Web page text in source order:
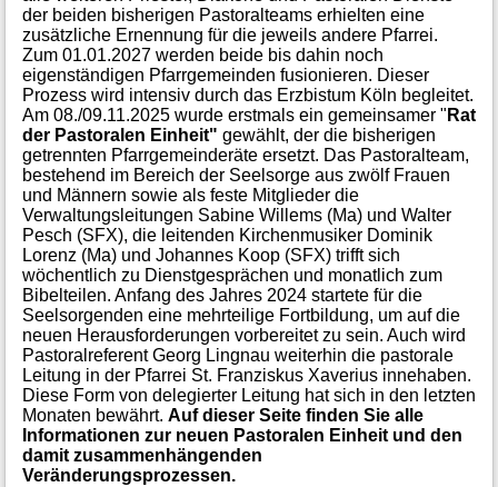
der beiden bisherigen Pastoralteams erhielten eine
zusätzliche Ernennung für die jeweils andere Pfarrei.
Zum 01.01.2027 werden beide bis dahin noch
eigenständigen Pfarrgemeinden fusionieren. Dieser
Prozess wird intensiv durch das Erzbistum Köln begleitet.
Am 08./09.11.2025 wurde erstmals ein gemeinsamer " Rat
der Pastoralen Einheit" gewählt, der die bisherigen
getrennten Pfarrgemeinderäte ersetzt. Das Pastoralteam,
bestehend im Bereich der Seelsorge aus zwölf Frauen
und Männern sowie als feste Mitglieder die
Verwaltungsleitungen Sabine Willems (Ma) und Walter
Pesch (SFX), die leitenden Kirchenmusiker Dominik
Lorenz (Ma) und Johannes Koop (SFX) trifft sich
wöchentlich zu Dienstgesprächen und monatlich zum
Bibelteilen. Anfang des Jahres 2024 startete für die
Seelsorgenden eine mehrteilige Fortbildung, um auf die
neuen Herausforderungen vorbereitet zu sein. Auch wird
Pastoralreferent Georg Lingnau weiterhin die pastorale
Leitung in der Pfarrei St. Franziskus Xaverius innehaben.
Diese Form von delegierter Leitung hat sich in den letzten
Monaten bewährt. Auf dieser Seite finden Sie alle
Informationen zur neuen Pastoralen Einheit und den
damit zusammenhängenden
Veränderungsprozessen.